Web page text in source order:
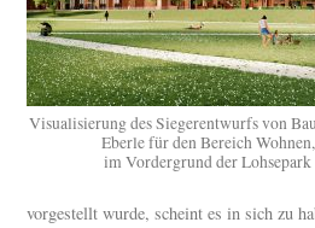
Visualisierung des Siegerentwurfs von
Eberle für den Bereich Wohnen,
im Vordergrund der Lohsepark
vorgestellt wurde, scheint es in sich zu